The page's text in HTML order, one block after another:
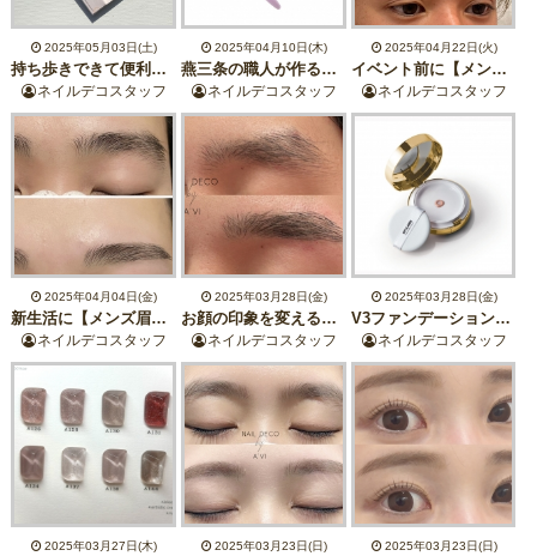
2025年05月03日(土)
持ち歩きできて便利！プレゼントにも◎ガラス爪やすりのご紹介♪
ネイルデコスタッフ
2025年04月10日(木)
燕三条の職人が作るプロ御用達のネイルニッパー
ネイルデコスタッフ
2025年04月22日(火)
イベント前に【メンズ眉毛スタイリング】
ネイルデコスタッフ
2025年04月04日(金)
新生活に【メンズ眉毛スタイリング】
ネイルデコスタッフ
2025年03月28日(金)
お顔の印象を変える【メンズ眉毛】
ネイルデコスタッフ
2025年03月28日(金)
V3ファンデーションから【インテリジェントファンデーション】デビュー！
ネイルデコスタッフ
2025年03月27日(木) 2025年03月23日(日) 2025年03月23日(日)